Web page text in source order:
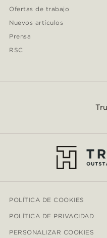
Ofertas de trabajo
Nuevos artículos
Prensa
RSC
POLÍTICA DE COOKIES
POLÍTICA DE PRIVACIDAD
PERSONALIZAR COOKIES